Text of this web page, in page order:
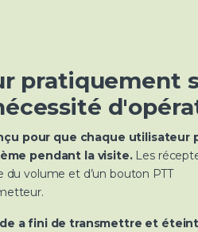
pratiquement
pour que chaque utilisateur
pendant la visite.Les
volume et d’un bouton PTT
a fini de transmettre et éteint